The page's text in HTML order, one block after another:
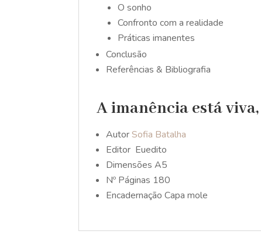
O sonho
Confronto com a realidade
Práticas imanentes
Conclusão
Referências & Bibliografia
A imanência está
Autor Sofia Batalha
Editor Euedito
Dimensões A5
Nº Páginas 180
Encadernação Capa mole